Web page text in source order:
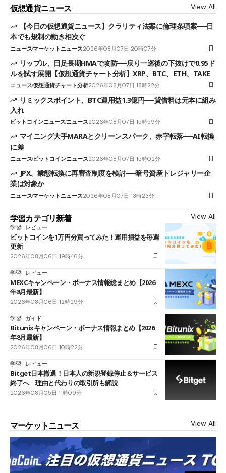
仮想通貨ニュース View All
【今日の仮想通貨ニュース】クラリティ法案に倫理条項案──日
本でも規制の動き相次ぐ
ニュースマーケットニュース2026年08月07日 20時07分
リップル、日足長期HMAで攻防──戻り一巡後の下抜けで0.95ド
ルを試す展開【仮想通貨チャート分析】XRP、BTC、ETH、TAKE
ニュース仮想通貨チャート分析2026年08月07日 18時22分
リミックスポイント、BTC運用益1.3億円──貸借料は元本に組み
入れ
ビットコインニュースニュース2026年08月07日 15時59分
マイニング大手MARAとクリーンスパーク、赤字転落──AI転換
に差
ニュースビットコインニュース2026年08月07日 15時02分
JPX、業態転換に再審査制度を検討──暗号資産トレジャリー企
業は対象か
ニュースマーケットニュース2026年08月07日 13時23分
学習カテゴリ新着 View All
学習 レビュー
ビットコインを1万円分買ってみた！運用損益を毎週
更新
2026年08月06日 19時46分
学習 レビュー
MEXCキャンペーン・ボーナス情報総まとめ【2026
年8月最新】
2026年08月06日 12時29分
学習 ガイド
Bitunixキャンペーン・ボーナス情報まとめ【2026
年8月最新】
2026年08月06日 10時22分
学習 レビュー
Bitget日本撤退！日本人の新規登録停止＆サービス
終了へ 理由と代わりの取引所も解説
2026年08月05日 11時09分
マーケットニュース View All